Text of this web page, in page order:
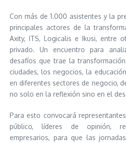
Con más de 1.000 asistentes y la
principales actores de la
Axity, ITS, Logicalis e Ikusi, entre
privado. Un encuentro para
desafíos que trae la
ciudades, los negocios, la
en diferentes sectores de negocio,
no solo en la reflexión sino en el
Para esto convocará
público, líderes de opinión,
empresarios, para que las